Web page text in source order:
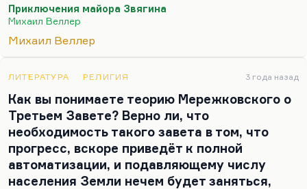
«Теофил Норт» Уайлдера (я помню, когда это
появилось в «Иностранке», об этом романе очень
веселая книга. Ну, едет человек куда глаза глядят
в машине. (Считается, что у Уайлдера был брат-
близнец, который погиб в младенчестве. Это как
бы попытка написать его биографию. Но
некоторые черты своей жизни, своей судьбы
Уайлдер ему отдал, там тоже служба в береговой
охране.) Вот он…
Приключения майора Звягина
Михаил Веллер
Михаил Веллер
ЛИТЕРАТУРА РЕЛИГИЯ 3 года назад
Как вы понимаете теорию Мережковского о
Третьем Завете? Верно ли, что
необходимость такого завета в том, что
прогресс, вскоре приведёт к полной
автоматизации, и подавляющему числу
населения Земли нечем будет заняться,